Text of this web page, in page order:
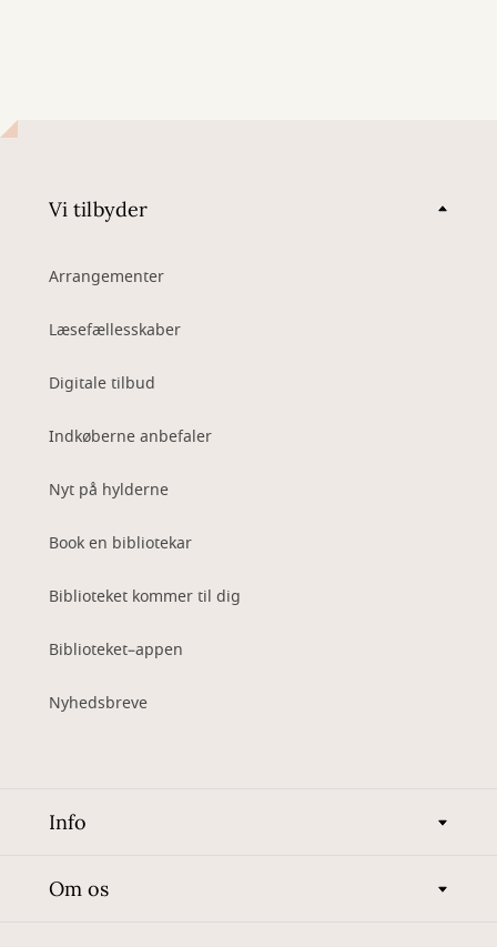
Vi tilbyder
Arrangementer
Læsefællesskaber
Digitale tilbud
Indkøberne anbefaler
Nyt på hylderne
Book en bibliotekar
Biblioteket kommer til dig
Biblioteket–appen
Nyhedsbreve
Info
Om os